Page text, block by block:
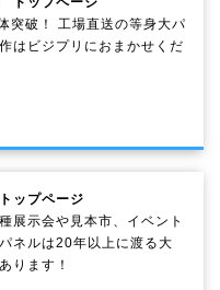
突破！ 工場直送の等身大パ
は ビジプリ におまかせくだ
ップページ
展示会や見本市、イベント
ネルは20年以上に渡る大
ります！